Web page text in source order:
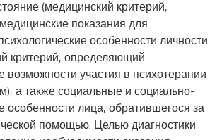
(медицинский критерий,
показания для
особенности личности
критерий, определяющий
возможности участия в психотерапии
а также социальные и социально-
особенности лица, обратившегося за
помощью. Целью диагностики